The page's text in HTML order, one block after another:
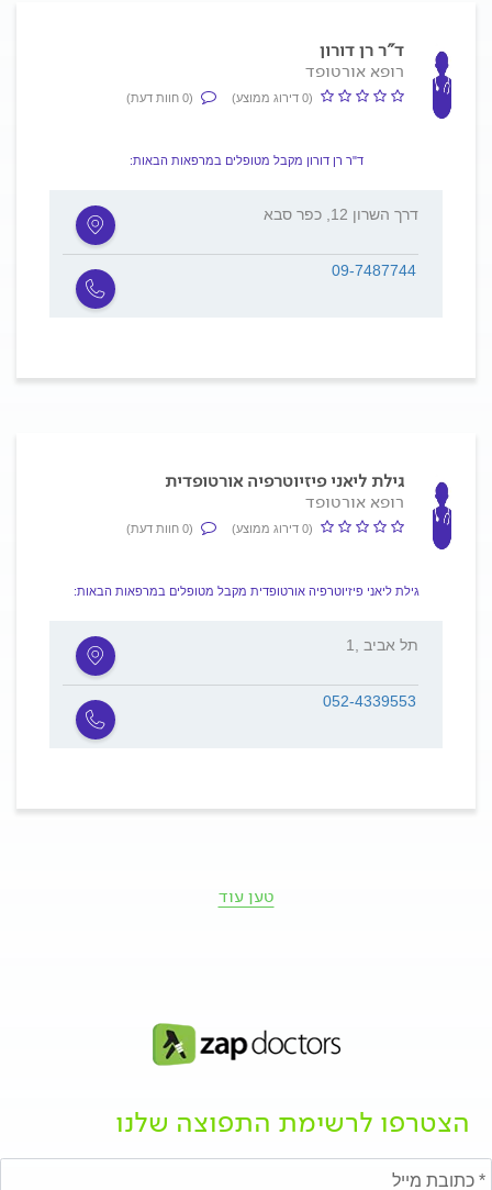
ד"ר רן דורון
רופא אורטופד
(0 דירוג ממוצע) (0 חוות דעת)
ד"ר רן דורון מקבל מטופלים במרפאות הבאות:
דרך השרון 12, כפר סבא
09-7487744
גילת ליאני פיזיוטרפיה אורטופדית
רופא אורטופד
(0 דירוג ממוצע) (0 חוות דעת)
גילת ליאני פיזיוטרפיה אורטופדית מקבל מטופלים במרפאות הבאות:
1, תל אביב
052-4339553
טען עוד
הצטרפו לרשימת התפוצה שלנו